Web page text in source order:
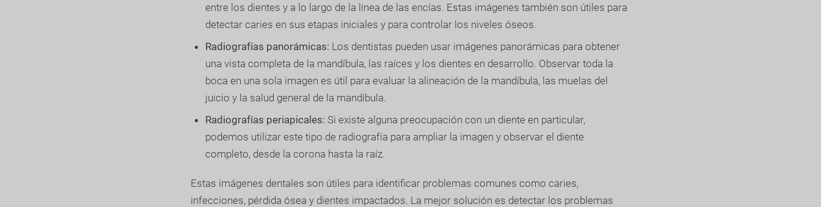
entre los dientes y a lo largo de la línea de las encías. Estas imágenes también son útiles para
detectar caries en sus etapas iniciales y para controlar los niveles óseos.
Radiografías panorámicas: Los dentistas pueden usar imágenes panorámicas para obtener
una vista completa de la mandíbula, las raíces y los dientes en desarrollo. Observar toda la
boca en una sola imagen es útil para evaluar la alineación de la mandíbula, las muelas del
juicio y la salud general de la mandíbula.
Radiografías periapicales: Si existe alguna preocupación con un diente en particular,
podemos utilizar este tipo de radiografía para ampliar la imagen y observar el diente
completo, desde la corona hasta la raíz.
Estas imágenes dentales son útiles para identificar problemas comunes como caries,
infecciones, pérdida ósea y dientes impactados. La mejor solución es detectar los problemas